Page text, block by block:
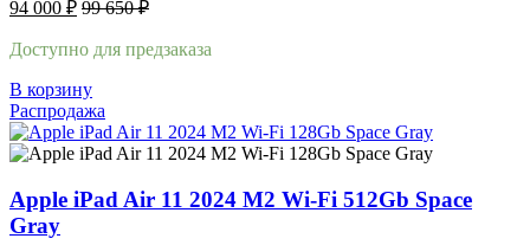
94 000 ₽ 99 650₽
Доступно для предзаказа
В корзину
Распродажа
Apple iPad Air 11 2024 M2 Wi-Fi 512Gb Space
Gray